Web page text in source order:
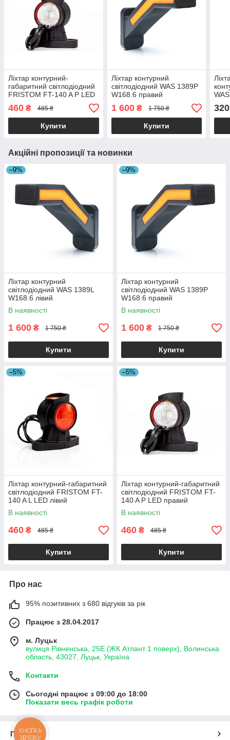
Ліхтар контурний-
габаритний світлодіодний
FRISTOM FT-140 A P LED
правий
460 ₴ 485 ₴
Купити
Ліхтар контурний
світлодіодний WAS 1389P
W168.6 правий
1 600₴ 1 750 ₴
Купити
320
Акційні пропозиції та новинки
–9%
Ліхтар контурний
світлодіодний WAS 1389L
W168.6 лівий
В наявності
1 600 ₴ 1 750 ₴
Купити
–9%
Ліхтар контурний
світлодіодний WAS 1389P
W168.6 правий
В наявності
1 600 ₴ 1 750 ₴
Купити
–5%
Ліхтар контурний-габаритний
світлодіодний FRISTOM FT-
140 A L LED лівий
В наявності
460 ₴ 485 ₴
Купити
–5%
Ліхтар контурний-габаритний
світлодіодний FRISTOM FT-
140 A P LED правий
В наявності
460 ₴ 485 ₴
Купити
Про нас
95% позитивних з 680 відгуків за рік
Працює з 28.04.2017
м. Луцьк
вулиця Рівненська, 25Е (ЖК Атлант 1 поверх), Волинська
область, 43027, Луцьк, Україна
Контакти
Сьогодні працює з 09:00 до 18:00
Показати весь графік роботи
Про нас
КНОПКА
ЗВ'ЯЗКУ